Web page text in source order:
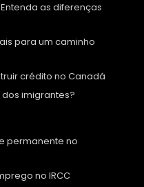
as diferenças
para um caminho
crédito no Canadá
imigrantes?
permanente no
no IRCC